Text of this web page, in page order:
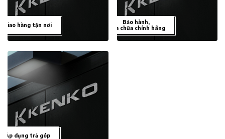
Giao hàng tận nơi
Bảo hành,
sửa chữa chính hãng
Áp dụng trả góp